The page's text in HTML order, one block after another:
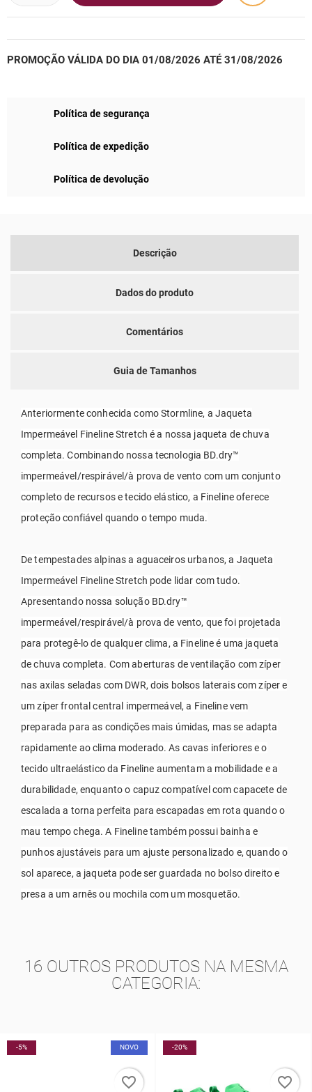
PROMOÇÃO VÁLIDA DO DIA 01/08/2026 ATÉ 31/08/2026
Política de segurança
Política de expedição
Política de devolução
Descrição
Dados do produto
Comentários
Guia de Tamanhos
Anteriormente conhecida como Stormline, a Jaqueta
Impermeável Fineline Stretch é a nossa jaqueta de chuva
completa. Combinando nossa tecnologia BD.dry™
impermeável/respirável/à prova de vento com um conjunto
completo de recursos e tecido elástico, a Fineline oferece
proteção confiável quando o tempo muda.
De tempestades alpinas a aguaceiros urbanos, a Jaqueta
Impermeável Fineline Stretch pode lidar com tudo.
Apresentando nossa solução BD.dry™
impermeável/respirável/à prova de vento, que foi projetada
para protegê-lo de qualquer clima, a Fineline é uma jaqueta
de chuva completa. Com aberturas de ventilação com zíper
nas axilas seladas com DWR, dois bolsos laterais com zíper e
um zíper frontal central impermeável, a Fineline vem
preparada para as condições mais úmidas, mas se adapta
rapidamente ao clima moderado. As cavas inferiores e o
tecido ultraelástico da Fineline aumentam a mobilidade e a
durabilidade, enquanto o capuz compatível com capacete de
escalada a torna perfeita para escapadas em rota quando o
mau tempo chega. A Fineline também possui bainha e
punhos ajustáveis para um ajuste personalizado e, quando o
sol aparece, a jaqueta pode ser guardada no bolso direito e
presa a um arnês ou mochila com um mosquetão.
16 OUTROS PRODUTOS NA MESMA
CATEGORIA:
-5% NOVO
favorite_border
-20%
favorite_border